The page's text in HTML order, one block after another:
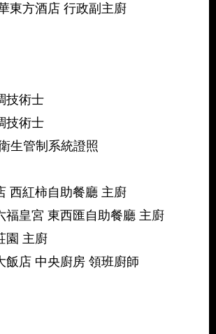
東方酒店 行政副主廚
技術士
技術士
生管制系統證照
西紅柿自助餐廳 主廚
福皇宮 東西匯自助餐廳 主廚
園 主廚
飯店 中央廚房 領班廚師